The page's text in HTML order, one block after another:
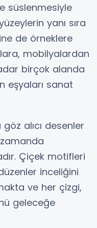
süslenmesiyle
yanı sıra
de örneklere
mobilyalardan
birçok alanda
eşyaları sanat
alıcı desenler
Çiçek motifleri
inceliğini
ve her çizgi,
geleceğe